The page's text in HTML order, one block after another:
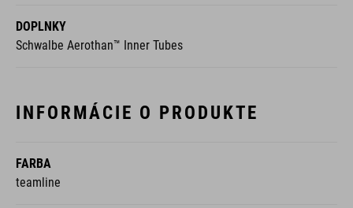
DOPLNKY
Schwalbe Aerothan™ Inner Tubes
INFORMÁCIE O PRODUKTE
FARBA
teamline